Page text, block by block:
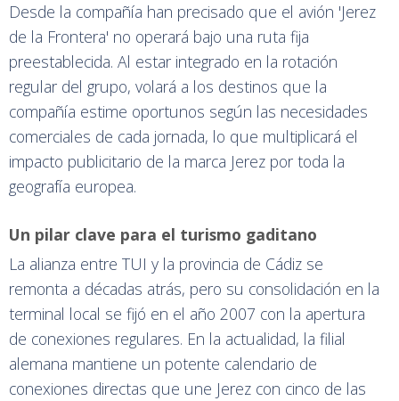
Desde la compañía han precisado que el avión 'Jerez
de la Frontera' no operará bajo una ruta fija
preestablecida. Al estar integrado en la rotación
regular del grupo, volará a los destinos que la
compañía estime oportunos según las necesidades
comerciales de cada jornada, lo que multiplicará el
impacto publicitario de la marca Jerez por toda la
geografía europea.
Un pilar clave para el turismo gaditano
La alianza entre TUI y la provincia de Cádiz se
remonta a décadas atrás, pero su consolidación en la
terminal local se fijó en el año 2007 con la apertura
de conexiones regulares. En la actualidad, la filial
alemana mantiene un potente calendario de
conexiones directas que une Jerez con cinco de las